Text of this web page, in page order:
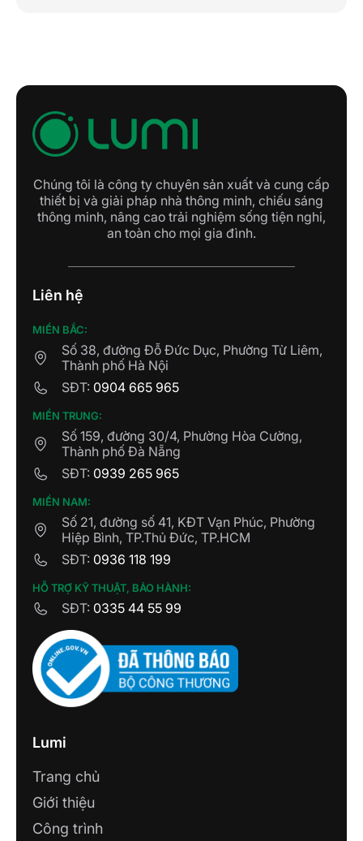
Chúng tôi là công ty chuyên sản xuất và cung cấp
thiết bị và giải pháp nhà thông minh, chiếu sáng
thông minh, nâng cao trải nghiệm sống tiện nghi,
an toàn cho mọi gia đình.
Liên hệ
MIỀN BẮC:
Số 38, đường Đỗ Đức Dục, Phường Từ Liêm,
Thành phố Hà Nội
SĐT: 0904 665 965
MIỀN TRUNG:
Số 159, đường 30/4, Phường Hòa Cường,
Thành phố Đà Nẵng
SĐT: 0939 265 965
MIỀN NAM:
Số 21, đường số 41, KĐT Vạn Phúc, Phường
Hiệp Bình, TP.Thủ Đức, TP.HCM
SĐT: 0936 118 199
HỖ TRỢ KỸ THUẬT, BẢO HÀNH:
SĐT: 0335 44 55 99
Lumi
Trang chủ
Giới thiệu
Công trình